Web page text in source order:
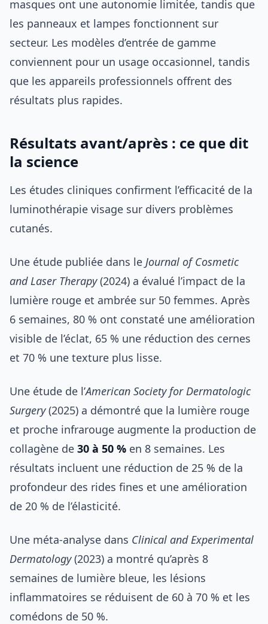
masques ont une autonomie limitée, tandis que
les panneaux et lampes fonctionnent sur
secteur. Les modèles d’entrée de gamme
conviennent pour un usage occasionnel, tandis
que les appareils professionnels offrent des
résultats plus rapides.
Résultats avant/après : ce que dit
la science
Les études cliniques confirment l’efficacité de la
luminothérapie visage sur divers problèmes
cutanés.
Une étude publiée dans le Journal of Cosmetic
and Laser Therapy(2024) a évalué l’impact de la
lumière rouge et ambrée sur 50 femmes. Après
6 semaines, 80 % ont constaté une amélioration
visible de l’éclat, 65 % une réduction des cernes
et 70 % une texture plus lisse.
Une étude de l’American Society for Dermatologic
Surgery(2025) a démontré que la lumière rouge
et proche infrarouge augmente la production de
collagène de 30 à 50 % en 8 semaines. Les
résultats incluent une réduction de 25 % de la
profondeur des rides fines et une amélioration
de 20 % de l’élasticité.
Une méta-analyse dans Clinical and Experimental
Dermatology(2023) a montré qu’après 8
semaines de lumière bleue, les lésions
inflammatoires se réduisent de 60 à 70 % et les
comédons de 50 %.